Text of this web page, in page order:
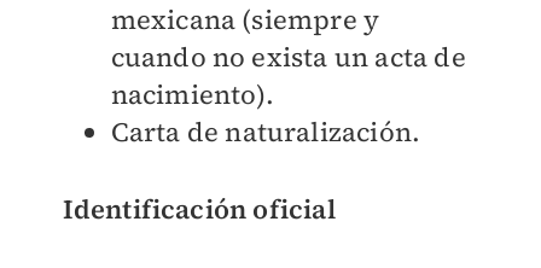
mexicana (siempre y
cuando no exista un acta de
nacimiento).
Carta de naturalización.
Identificación oficial